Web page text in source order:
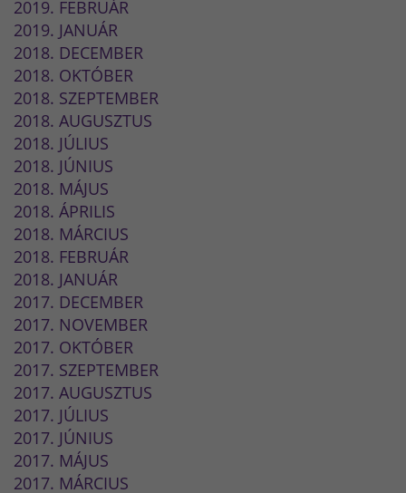
2019. FEBRUÁR
2019. JANUÁR
2018. DECEMBER
2018. OKTÓBER
2018. SZEPTEMBER
2018. AUGUSZTUS
2018. JÚLIUS
2018. JÚNIUS
2018. MÁJUS
2018. ÁPRILIS
2018. MÁRCIUS
2018. FEBRUÁR
2018. JANUÁR
2017. DECEMBER
2017. NOVEMBER
2017. OKTÓBER
2017. SZEPTEMBER
2017. AUGUSZTUS
2017. JÚLIUS
2017. JÚNIUS
2017. MÁJUS
2017. MÁRCIUS